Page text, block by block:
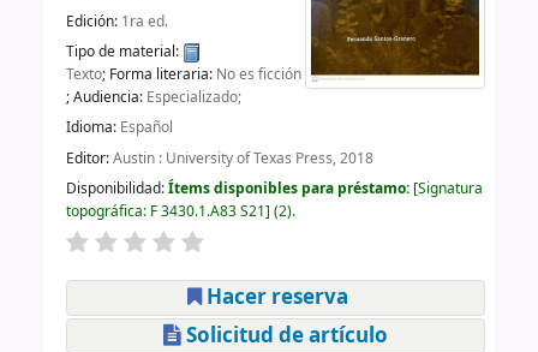
Edición: 1ra ed.
Tipo de material:
Texto; Forma literaria: No es ficción
; Audiencia: Especializado;
Idioma: Español
Editor:Austin : University of Texas Press, 2018
Disponibilidad:Ítems disponibles para préstamo: Signatura
topográfica: F 3430.1.A83 S21 (2).
Hacer reserva
Solicitud de artículo